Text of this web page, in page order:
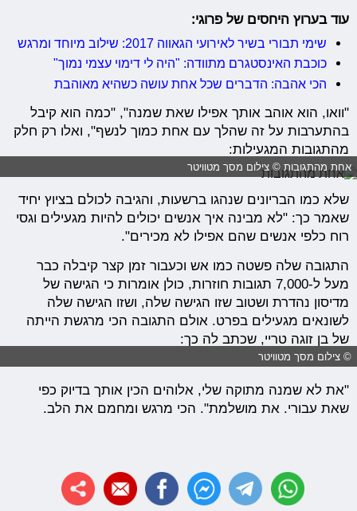
עוד בערוץ היחסים של פרוגי:
שימי תבורי בשיר לאירועי הגאווה 2017: שילוב מיוחד ומרגש
כוכבת האינסטגרם מתוודה: "היה לי דימוי עצמי נמוך"
הכי אהבה: הדברים שכל אחת עושה כשהיא מאוהבת
"וואו, הוא אוהב אותך אפילו שאת שמנה", "כמה הוא קיבל
בהתערבות על זה שהלך עם אחת כמוך לנשף", ואלו רק חלק
מהתגובות המגעילות:
אחת מהתגובות © צילום מסך מטוויטר
שלא כמו הבריונים שנהגו ברשעות, והגיבה לכולם בציוץ יחיד
שאמר כך: "לא מבינה איך אנשים יכולים להיות מגעילים וגסי
רוח כלפי אנשים שהם אפילו לא מכירים".
התגובה שלה פשטה כמו אש וכעבור זמן קצר קיבלה כבר
מעל ל-7,000 תגובות חוזרות, כולן אומרות כי הגישה של
מדיסון נהדרת ושטוב שזו הגישה שלה, ושזו הגישה שלה
לשונאים מגעילים בפרט. אולם התגובה הכי מרגשת הייתה
של בן זוגה טריי, שכתב לה כך:
© צילום מסך מטוויטר
"את לא שמנה מתוקה שלי, אלוהים הכין אותך בדיוק כפי
שאת עבורי. את מושלמת". הכי מרגש ומחמם את הלב.